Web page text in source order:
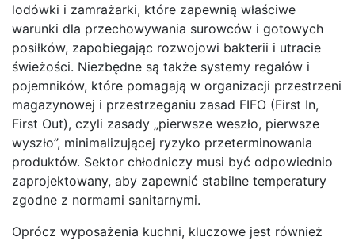
lodówki i zamrażarki, które zapewnią właściwe
warunki dla przechowywania surowców i gotowych
posiłków, zapobiegając rozwojowi bakterii i utracie
świeżości. Niezbędne są także systemy regałów i
pojemników, które pomagają w organizacji przestrzeni
magazynowej i przestrzeganiu zasad FIFO (First In,
First Out), czyli zasady „pierwsze weszło, pierwsze
wyszło”, minimalizującej ryzyko przeterminowania
produktów. Sektor chłodniczy musi być odpowiednio
zaprojektowany, aby zapewnić stabilne temperatury
zgodne z normami sanitarnymi.
Oprócz wyposażenia kuchni, kluczowe jest również